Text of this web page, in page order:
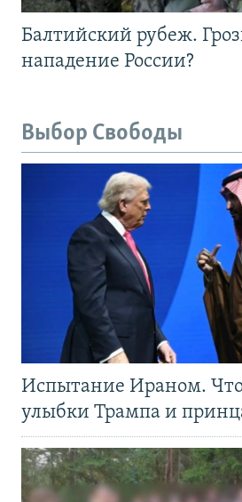
Балтийский рубеж.
нападение России?
Выбор Свободы
Испытание Ираном.
улыбки Трампа и